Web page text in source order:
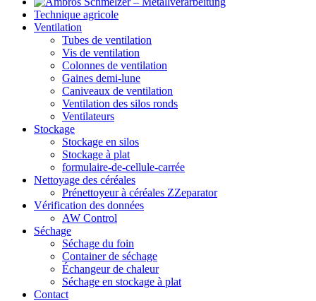
Technique agricole
Ventilation
Tubes de ventilation
Vis de ventilation
Colonnes de ventilation
Gaines demi-lune
Caniveaux de ventilation
Ventilation des silos ronds
Ventilateurs
Stockage
Stockage en silos
Stockage à plat
formulaire-de-cellule-carrée
Nettoyage des céréales
Prénettoyeur à céréales ZZeparator
Vérification des données
AW Control
Séchage
Séchage du foin
Container de séchage
Échangeur de chaleur
Séchage en stockage à plat
Contact